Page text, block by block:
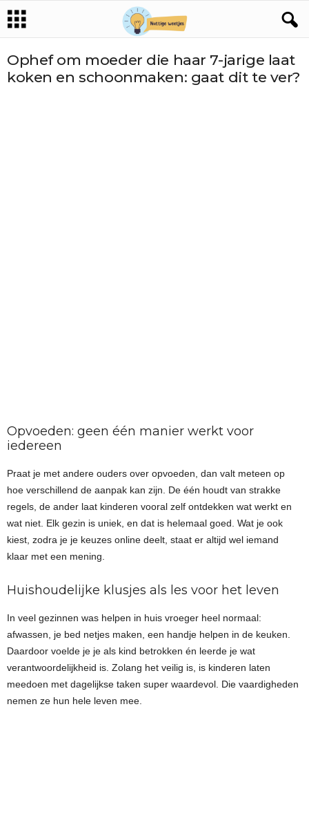
Ophef om moeder die haar 7-jarige laat
koken en schoonmaken: gaat dit te ver?
Opvoeden: geen één manier werkt voor
iedereen
Praat je met andere ouders over opvoeden, dan valt meteen op
hoe verschillend de aanpak kan zijn. De één houdt van strakke
regels, de ander laat kinderen vooral zelf ontdekken wat werkt en
wat niet. Elk gezin is uniek, en dat is helemaal goed. Wat je ook
kiest, zodra je je keuzes online deelt, staat er altijd wel iemand
klaar met een mening.
Huishoudelijke klusjes als les voor het leven
In veel gezinnen was helpen in huis vroeger heel normaal:
afwassen, je bed netjes maken, een handje helpen in de keuken.
Daardoor voelde je je als kind betrokken én leerde je wat
verantwoordelijkheid is. Zolang het veilig is, is kinderen laten
meedoen met dagelijkse taken super waardevol. Die vaardigheden
nemen ze hun hele leven mee.